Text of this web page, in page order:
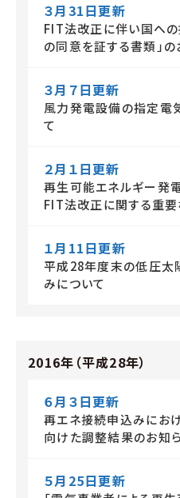
３月31日更新
FIT法改正に伴い国へ
の同意を証する書類」の
３月７日更新
風力発電設備の指定電
て
２月１日更新
再生可能エネルギー発
FIT法改正に関する重要
１月11日更新
平成28年度末の低圧太
みについて
2016年（平成28年）
６月３日更新
再エネ接続申込みにお
向けた調整結果のお知
５月25日更新